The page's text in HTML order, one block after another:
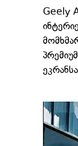
Geely